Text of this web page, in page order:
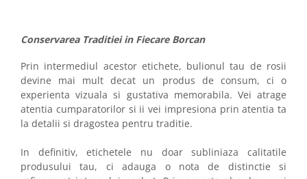
Conservarea Traditiei in Fiecare Borcan
Prin intermediul acestor etichete, bulionul tau de rosii
devine mai mult decat un produs de consum, ci o
experienta vizuala si gustativa memorabila. Vei atrage
atentia cumparatorilor si ii vei impresiona prin atentia ta
la detalii si dragostea pentru traditie.
In definitiv, etichetele nu doar subliniaza calitatile
produsului tau, ci adauga o nota de distinctie si